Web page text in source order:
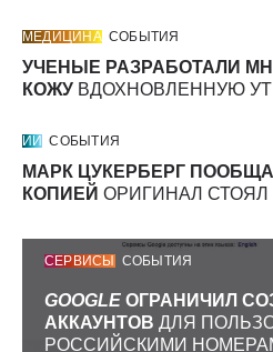
МЕДИЦИНА СОБЫТИЯ
УЧЕНЫЕ РАЗРАБОТАЛИ
КОЖУ ВДОХНОВЛЕННУЮ
ИИ СОБЫТИЯ
МАРК ЦУКЕРБЕРГ
КОПИЕЙ ОРИГИНАЛ
СЕРВИСЫ СОБЫТИЯ
GOOGLE ОГРАНИЧИЛ
АККАУНТОВ ДЛЯ
РОССИЙСКИМИ